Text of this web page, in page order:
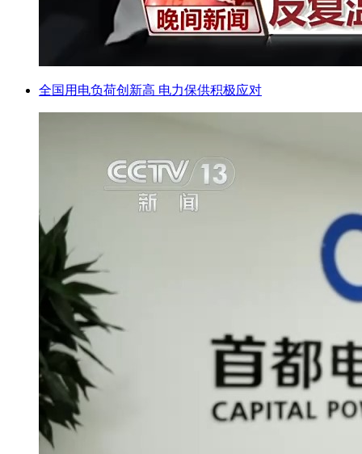
全国用电负荷创新高 电力保供积极应对